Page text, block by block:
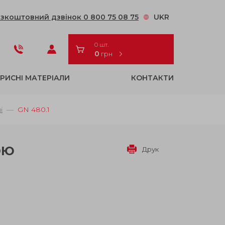
дзвінок 0 800 75 08 75 UKR
0 шт.
0 грн
МАТЕРІАЛИ КОНТАКТИ
GN 480.1
Друк